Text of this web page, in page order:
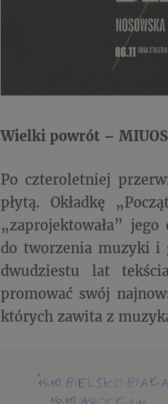
Wielki powrót –
Po czteroletniej
płytą. Okładkę
„zaprojektowała”
do tworzenia muzyki i
dwudziestu lat
promować swój
których zawita z